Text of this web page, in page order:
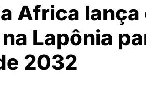
Africa
Lapônia
2032